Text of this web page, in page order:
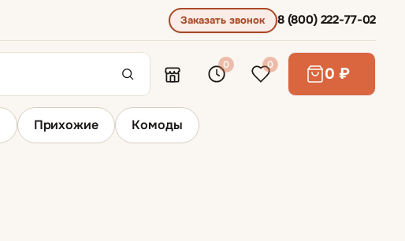
Заказать звонок 8 (800) 222-77-02
0 0 0 ₽
Прихожие Комоды